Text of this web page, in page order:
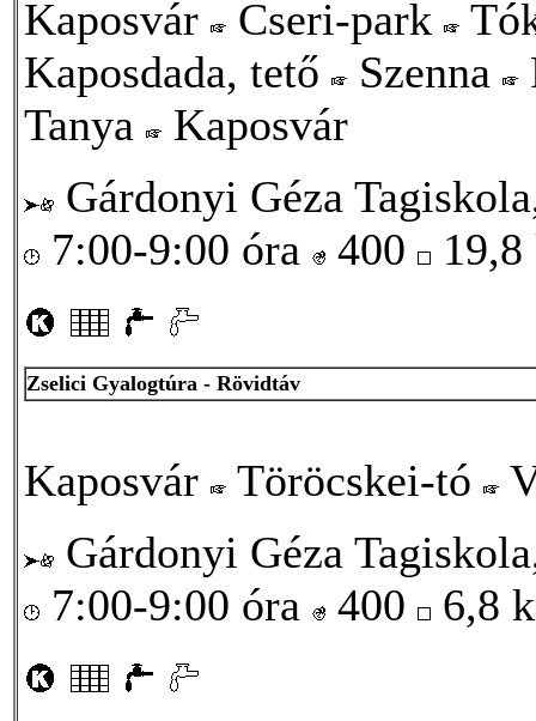
Kaposvár Cseri-park
Kaposdada, tető
Szenna
Tanya
Kaposvár
Gárdonyi Géza
7:00-9:00 óra
400
Zselici Gyalogtúra - Rövidtáv
Kaposvár Töröcskei-tó
Gárdonyi Géza
7:00-9:00 óra
400 6,8